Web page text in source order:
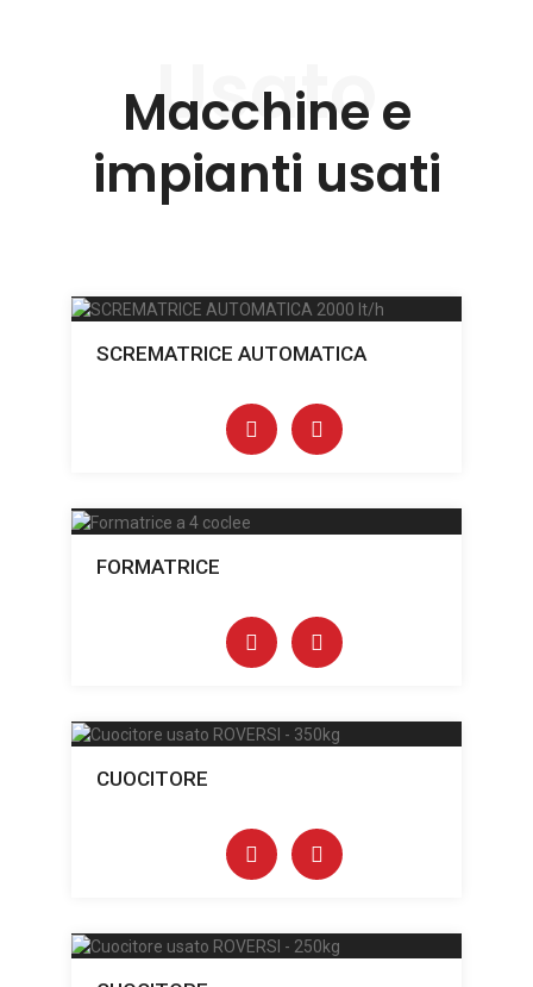
Usato
Macchine e
impianti usati
SCREMATRICE AUTOMATICA
FORMATRICE
CUOCITORE